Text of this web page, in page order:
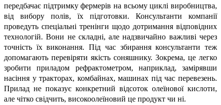
передбачає підтримку фермерів на всьому циклі виробництва,
від вибору полів, їх підготовки. Консультанти компанії
проведуть спеціальні тренінги щодо дотримання відповідних
технологій. Вони не складні, але надзвичайно важливі через
точність їх виконання. Під час збирання консультанти теж
допомагають перевіряти якість соняшнику. Зокрема, це легко
зробити приладом рефрактометром, наприклад, замірявши
насіння у тракторах, комбайнах, машинах під час перевезень.
Прилад не показує конкретний відсоток олеїнової кислоти,
але чітко свідчить, високоолеїновий це продукт чи ні.